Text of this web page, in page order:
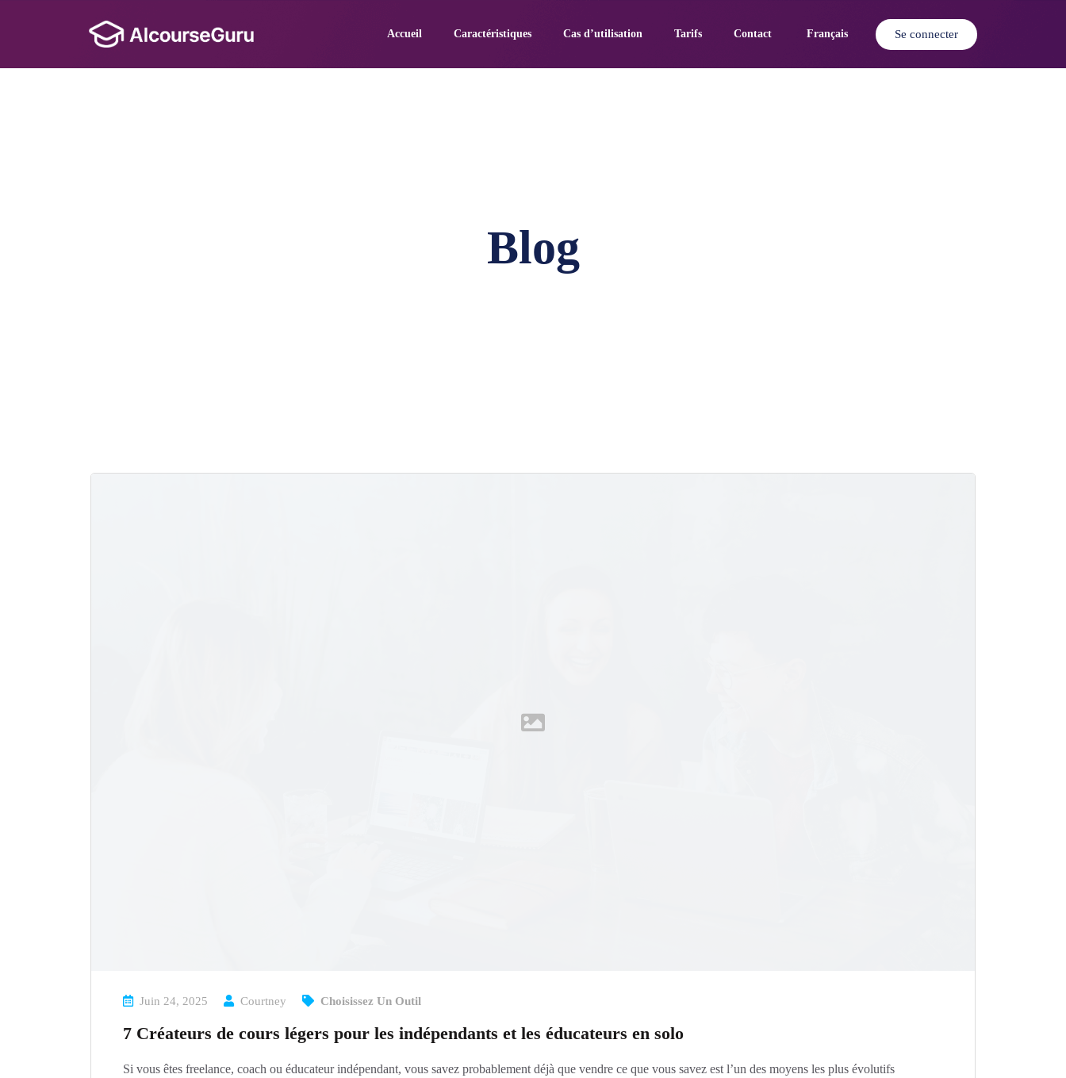
Accueil Caractéristiques Cas d’utilisation Tarifs Contact Français Se connecter
Blog
Juin 24, 2025 Courtney Choisissez Un Outil
7 Créateurs de cours légers pour les indépendants et les éducateurs en solo
Si vous êtes freelance, coach ou éducateur indépendant, vous savez probablement déjà que vendre ce que vous savez est l’un des moyens les plus évolutifs